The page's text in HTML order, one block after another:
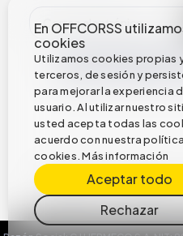
En OFFCORSS
cookies
Utilizamos cookies propias
terceros, de sesión y
para mejorar la experiencia
usuario. Al utilizar nuestro
usted acepta todas las
acuerdo con nuestra
cookies.Más información
Aceptar todo
Rechazar